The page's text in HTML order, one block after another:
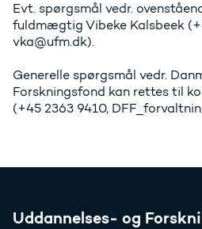
Evt. spørgsmål vedr.
fuldmægtig Vibeke Kalsbeek
vka@ufm.dk).
Generelle spørgsmål vedr.
Forskningsfond kan rettes til
(+45 2363 9410,
Uddannelses- og